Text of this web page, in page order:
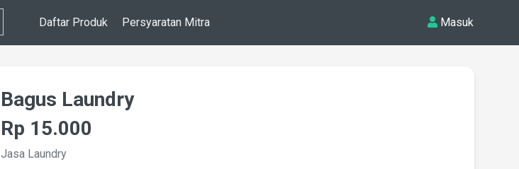
Daftar Produk Persyaratan Mitra Masuk
Bagus Laundry
Rp 15.000
Jasa Laundry